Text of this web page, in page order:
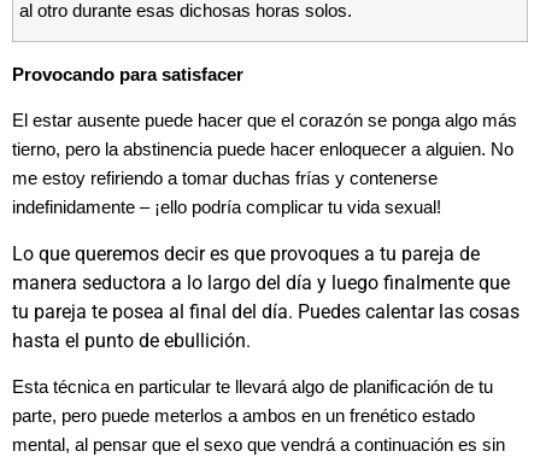
al otro durante esas dichosas horas solos.
Provocando para satisfacer
El estar ausente puede hacer que el corazón se ponga algo más
tierno, pero la abstinencia puede hacer enloquecer a alguien. No
me estoy refiriendo a tomar duchas frías y contenerse
indefinidamente – ¡ello podría complicar tu vida sexual!
Lo que queremos decir es que provoques a tu pareja de
manera seductora a lo largo del día y luego finalmente que
tu pareja te posea al final del día. Puedes calentar las cosas
hasta el punto de ebullición.
Esta técnica en particular te llevará algo de planificación de tu
parte, pero puede meterlos a ambos en un frenético estado
mental, al pensar que el sexo que vendrá a continuación es sin